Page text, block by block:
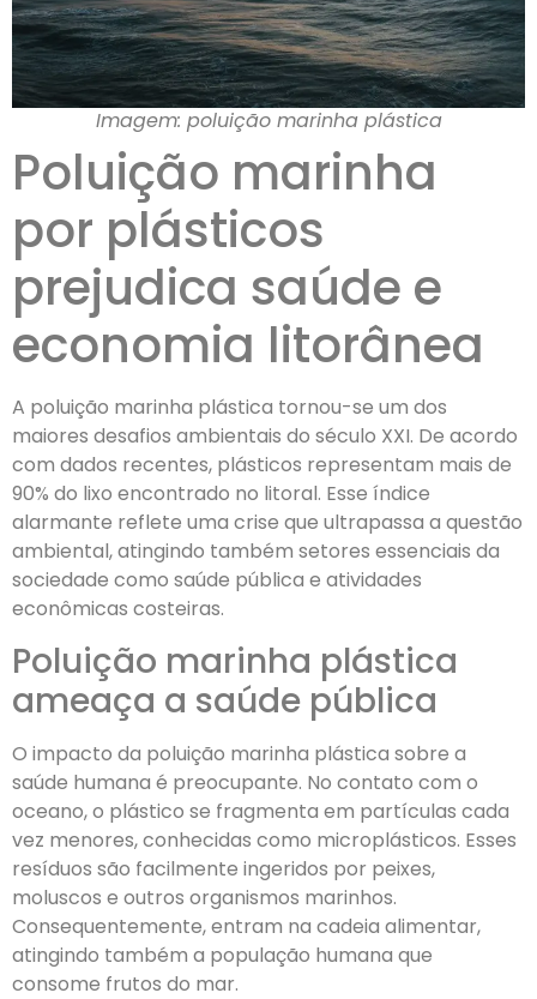
Imagem: poluição marinha plástica
Poluição marinha
por plásticos
prejudica saúde e
economia litorânea
A poluição marinha plástica tornou-se um dos
maiores desafios ambientais do século XXI. De acordo
com dados recentes, plásticos representam mais de
90% do lixo encontrado no litoral. Esse índice
alarmante reflete uma crise que ultrapassa a questão
ambiental, atingindo também setores essenciais da
sociedade como saúde pública e atividades
econômicas costeiras.
Poluição marinha plástica
ameaça a saúde pública
O impacto da poluição marinha plástica sobre a
saúde humana é preocupante. No contato com o
oceano, o plástico se fragmenta em partículas cada
vez menores, conhecidas como microplásticos. Esses
resíduos são facilmente ingeridos por peixes,
moluscos e outros organismos marinhos.
Consequentemente, entram na cadeia alimentar,
atingindo também a população humana que
consome frutos do mar.